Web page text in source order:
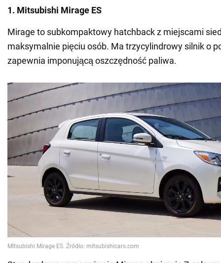
1. Mitsubishi Mirage ES
Mirage to subkompaktowy hatchback z miejscami
maksymalnie pięciu osób. Ma trzycylindrowy silnik o
zapewnia imponującą oszczędność paliwa.